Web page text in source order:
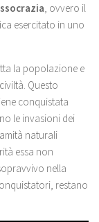
, ovvero il
esercitato in uno
la popolazione e
Questo
conquistata
le invasioni dei
naturali
essa non
nella
restano